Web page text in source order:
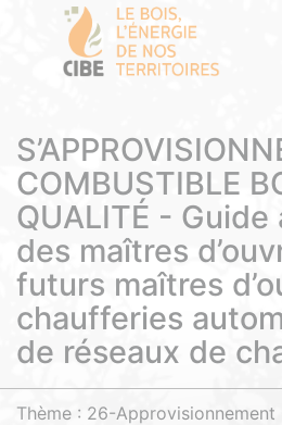
COMBUSTIBLE
QUALITÉ -
des maîtres
futurs maîtres
chaufferies
de réseaux de
Thème : 26-Approvisionnement